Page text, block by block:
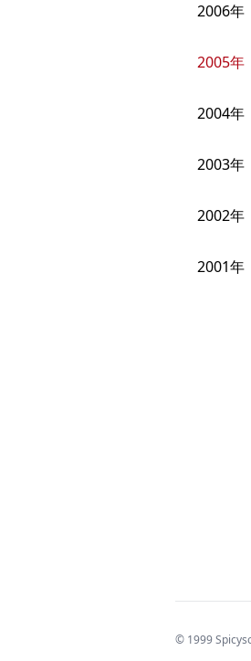
2006年
2005年
2004年
2003年
2002年
2001年
© 1999